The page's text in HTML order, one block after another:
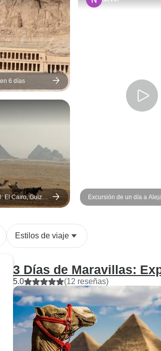
6 días
El Cairo, Guiza,
Excursión de un día a
desde el Cairo
Estilos de viaje
3 Días de Maravillas:
5.0 (12 reseñas)